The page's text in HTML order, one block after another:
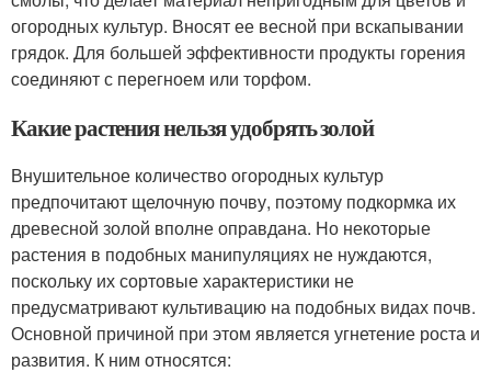
огородных культур. Вносят ее весной при вскапывании
грядок. Для большей эффективности продукты горения
соединяют с перегноем или торфом.
Какие растения нельзя удобрять золой
Внушительное количество огородных культур
предпочитают щелочную почву, поэтому подкормка их
древесной золой вполне оправдана. Но некоторые
растения в подобных манипуляциях не нуждаются,
поскольку их сортовые характеристики не
предусматривают культивацию на подобных видах почв.
Основной причиной при этом является угнетение роста и
развития. К ним относятся: